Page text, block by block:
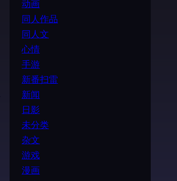
动画
同人作品
同人文
心情
手游
新番扫雷
新闻
日影
未分类
杂文
游戏
漫画